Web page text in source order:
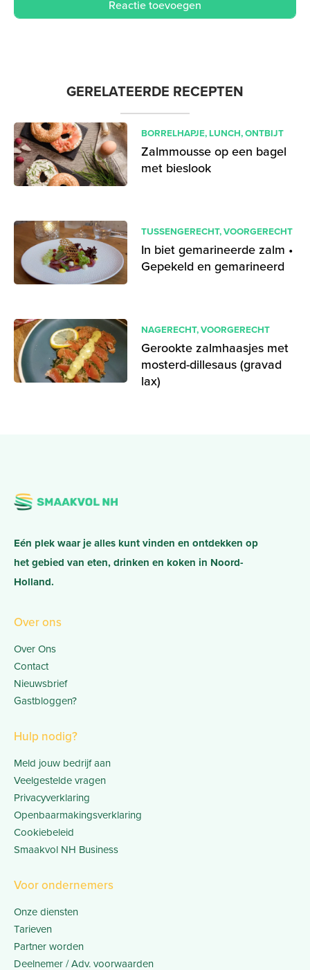
GERELATEERDE RECEPTEN
BORRELHAPJE,LUNCH,ONTBIJT
Zalmmousse op een bagel
met bieslook
TUSSENGERECHT,VOORGERECHT
In biet gemarineerde zalm •
Gepekeld en gemarineerd
NAGERECHT,VOORGERECHT
Gerookte zalmhaasjes met
mosterd-dillesaus (gravad
lax)
Eén plek waar je alles kunt vinden en ontdekken op
het gebied van eten, drinken en koken in Noord-
Holland.
Over ons
Over Ons
Contact
Nieuwsbrief
Gastbloggen?
Hulp nodig?
Meld jouw bedrijf aan
Veelgestelde vragen
Privacyverklaring
Openbaarmakingsverklaring
Cookiebeleid
Smaakvol NH Business
Voor ondernemers
Onze diensten
Tarieven
Partner worden
Deelnemer / Adv. voorwaarden